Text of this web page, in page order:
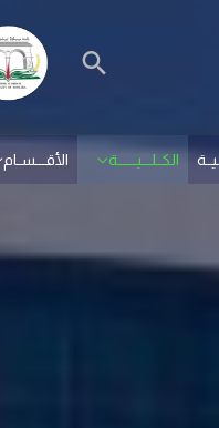
الكــلـــيــــــة الأقـــسـام